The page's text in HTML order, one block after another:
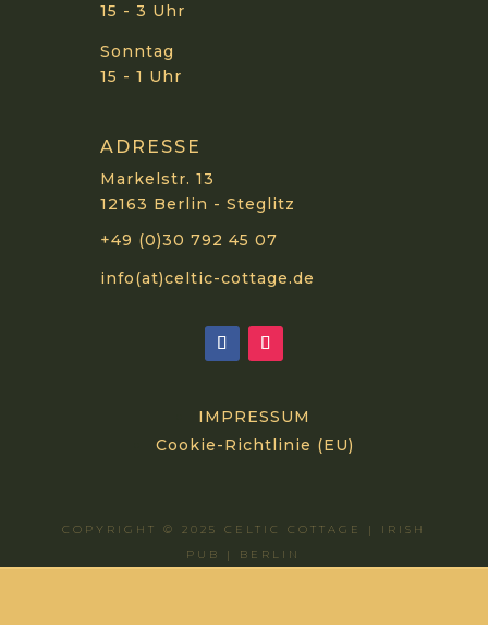
15 - 3 Uhr
Sonntag
15 - 1 Uhr
ADRESSE
Markelstr. 13
12163 Berlin - Steglitz
+49 (0)30 792 45 07
info(at)celtic-cottage.de
IMPRESSUM
Cookie-Richtlinie (EU)
COPYRIGHT © 2025 CELTIC COTTAGE | IRISH
PUB | BERLIN